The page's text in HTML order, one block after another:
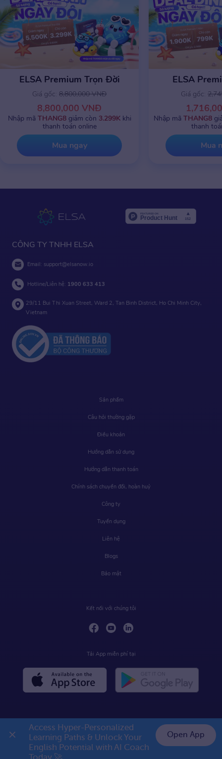
ELSA Premium Trọn Đời
Giá gốc: 8,800,000 VNĐ
8,800,000 VNĐ
Nhập mã THANG8giảm còn 3.299Kkhi
thanh toán online
Mua ngay
ELSA
Giá gốc:
Nhập mã THANG8
thanh
Mua
CÔNG TY TNHH ELSA
Email: support@elsanow.io
Hotline/Liên hệ: 1900 633 413
29/11 Bui Thi Xuan Street, Ward 2, Tan Binh District, Ho Chi Minh City,
Vietnam
Sản phẩm
Câu hỏi thường gặp
Điều khoản
Hướng dẫn sử dụng
Hướng dẫn thanh toán
Chính sách chuyển đổi, hoàn huỷ
Công ty
Tuyển dụng
Liên hệ
Blogs
Bảo mật
Kết nối với chúng tôi
Tải App miễn phí tại
Access Hyper-Personalized
Learning Paths & Unlock Your
English Potential with AI Coach
Open App